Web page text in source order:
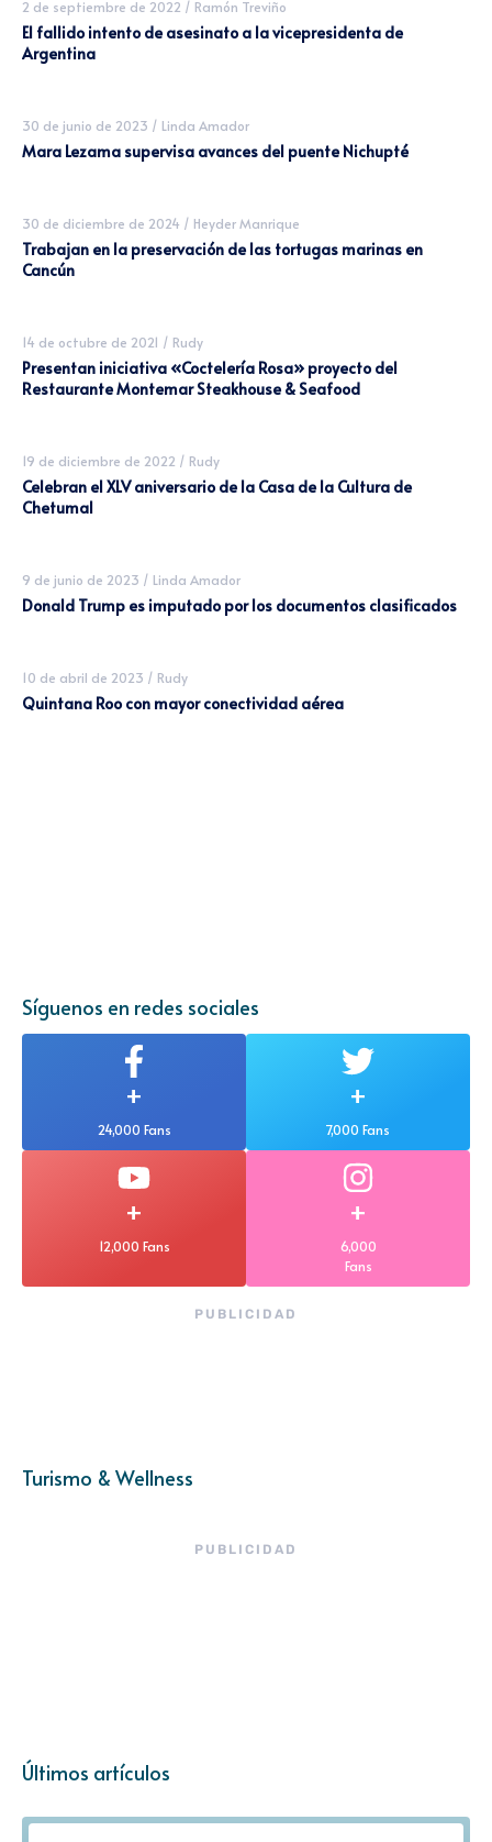
2 de septiembre de 2022 / Ramón Treviño
El fallido intento de asesinato a la vicepresidenta de
Argentina
30 de junio de 2023 / Linda Amador
Mara Lezama supervisa avances del puente Nichupté
30 de diciembre de 2024 / Heyder Manrique
Trabajan en la preservación de las tortugas marinas en
Cancún
14 de octubre de 2021 / Rudy
Presentan iniciativa «Coctelería Rosa» proyecto del
Restaurante Montemar Steakhouse & Seafood
19 de diciembre de 2022 / Rudy
Celebran el XLV aniversario de la Casa de la Cultura de
Chetumal
9 de junio de 2023 / Linda Amador
Donald Trump es imputado por los documentos clasificados
10 de abril de 2023 / Rudy
Quintana Roo con mayor conectividad aérea
Síguenos en redes sociales
+
24,000 Fans
+
7,000 Fans
+
12,000 Fans
+
6,000
Fans
PUBLICIDAD
Turismo & Wellness
PUBLICIDAD
Últimos artículos